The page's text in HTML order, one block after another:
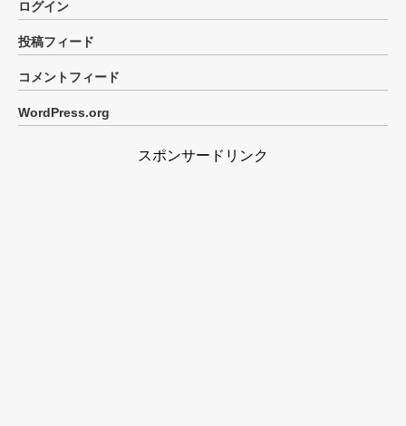
ログイン
投稿フィード
コメントフィード
WordPress.org
スポンサードリンク